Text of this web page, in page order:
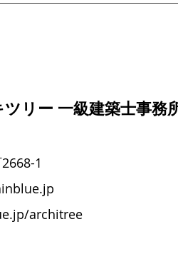
リー 一級建築士事務
2668-1
architree